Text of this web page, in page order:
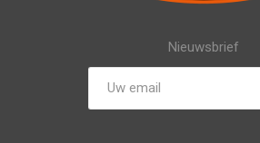
Nieuwsbrief